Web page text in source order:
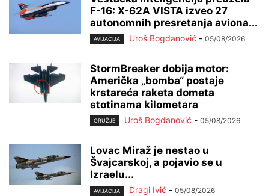
F-16: X-62A VISTA izveo 27
autonomnih presretanja aviona...
AVIJACIJA Uroš Bogdanović - 05/08/2026
StormBreaker dobija motor:
Američka „bomba“ postaje
krstareća raketa dometa
stotinama kilometara
ORUŽJE Uroš Bogdanović - 05/08/2026
Lovac Miraž je nestao u
Švajcarskoj, a pojavio se u
Izraelu...
AVIJACIJA Dragi Ivić - 05/08/2026